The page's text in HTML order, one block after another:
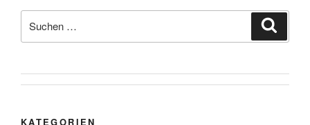
nach:
KATEGORIEN